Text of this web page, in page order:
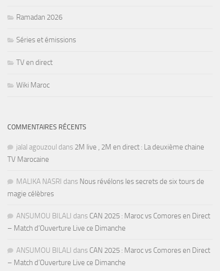
Ramadan 2026
Séries et émissions
TV en direct
Wiki Maroc
COMMENTAIRES RÉCENTS
jalal agouzoul dans 2M live , 2M en direct : La deuxième chaine
TV Marocaine
MALIKA NASRI dans Nous révélons les secrets de six tours de
magie célèbres
ANSUMOU BILALI dans CAN 2025 : Maroc vs Comores en Direct
– Match d’Ouverture Live ce Dimanche
ANSUMOU BILALI dans CAN 2025 : Maroc vs Comores en Direct
– Match d’Ouverture Live ce Dimanche